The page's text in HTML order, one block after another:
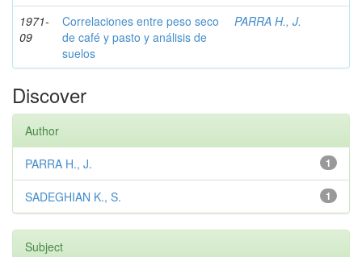
1971-
09
Correlaciones entre peso seco
de café y pasto y análisis de
suelos
PARRA H., J.
Discover
Author
1
PARRA H., J.
1
SADEGHIAN K., S.
Subject